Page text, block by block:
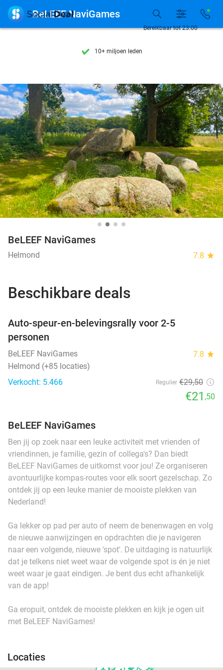
7 dagen per week beschikbaar
7 dagen per week beschikbaar
10+ miljoen leden
Bereikbaar tot 23:00
 BeLEEF NaviGames
BeLEEF NaviGames
Helmond 7.8 star
Beschikbare deals
Auto-speur-en-belevingsrally voor 2-5
personen
BeLEEF NaviGames 7.8 star
Helmond (+85 locaties)
Verkocht: 5.466
Regulier €29,50
€21 ,50
BeLEEF NaviGames
Ben jij op zoek naar een leuke activiteit met vrienden of
vriendinnen, je familie, gezin of collega's? Dan biedt
BeLEEF NaviGames de uitkomst voor jou! Ze organiseren
avontuurlijke kompas-routes voor elk soort gezelschap. Zo
ontdek jij op een leuke manier de mooiste plekken van
Nederland!
Ga lekker op pad per auto of neem de benenwagen en volg
de nieuwe aanwijzingen en opdrachten die je navigeren
naar een volgende, nieuwe 'spot'. De uitdaging is natuurlijk
dat je telkens niet weet waar de volgende spot is én je niet
weet waar je gaat eindigen. Je bent dus echt afhankelijk
van de app!
Ga eropuit, ontdek de mooiste plekken en kijk je ogen uit
met BeLEEF NaviGames!
Locaties
events